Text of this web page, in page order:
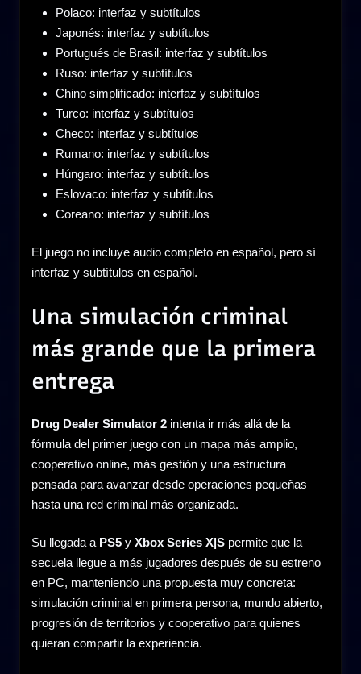
Polaco: interfaz y subtítulos
Japonés: interfaz y subtítulos
Portugués de Brasil: interfaz y subtítulos
Ruso: interfaz y subtítulos
Chino simplificado: interfaz y subtítulos
Turco: interfaz y subtítulos
Checo: interfaz y subtítulos
Rumano: interfaz y subtítulos
Húngaro: interfaz y subtítulos
Eslovaco: interfaz y subtítulos
Coreano: interfaz y subtítulos
El juego no incluye audio completo en español, pero sí
interfaz y subtítulos en español.
Una simulación criminal
más grande que la primera
entrega
Drug Dealer Simulator 2 intenta ir más allá de la
fórmula del primer juego con un mapa más amplio,
cooperativo online, más gestión y una estructura
pensada para avanzar desde operaciones pequeñas
hasta una red criminal más organizada.
Su llegada a PS5 y Xbox Series X|S permite que la
secuela llegue a más jugadores después de su estreno
en PC, manteniendo una propuesta muy concreta:
simulación criminal en primera persona, mundo abierto,
progresión de territorios y cooperativo para quienes
quieran compartir la experiencia.